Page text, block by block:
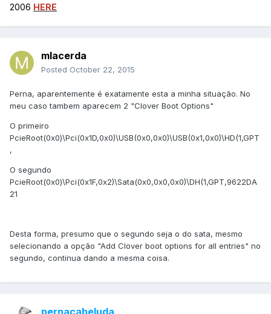
2006 HERE
mlacerda
Posted October 22, 2015
Perna, aparentemente é exatamente esta a minha situação. No
meu caso tambem aparecem 2 "Clover Boot Options"
O primeiro
PcieRoot(0x0)\Pci(0x1D,0x0)\USB(0x0,0x0)\USB(0x1,0x0)\HD(1,GPT
,
O segundo
PcieRoot(0x0)\Pci(0x1F,0x2)\Sata(0x0,0x0,0x0)\DH(1,GPT,9622DA
21
Desta forma, presumo que o segundo seja o do sata, mesmo
selecionando a opção "Add Clover boot options for all entries" no
segundo, continua dando a mesma coisa.